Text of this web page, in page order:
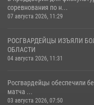
соревнования по н...
07 августа 2026, 11:29
РОСГВАРДЕЙЦЫ ИЗЪЯЛИ
ОБЛАСТИ
04 августа 2026, 11:31
Росгвардейцы обеспечили
матча ...
03 августа 2026, 07:50